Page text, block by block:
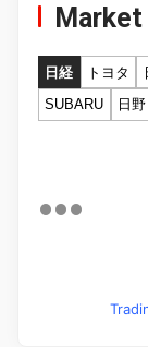
日経 トヨタ
SUBARU
日野